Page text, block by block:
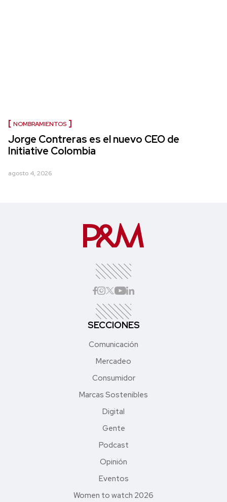
NOMBRAMIENTOS
Jorge Contreras es el nuevo CEO de
Initiative Colombia
agosto 4, 2026
SECCIONES
Comunicación
Mercadeo
Consumidor
Marcas Sostenibles
Digital
Gente
Podcast
Opinión
Eventos
Women to watch 2026